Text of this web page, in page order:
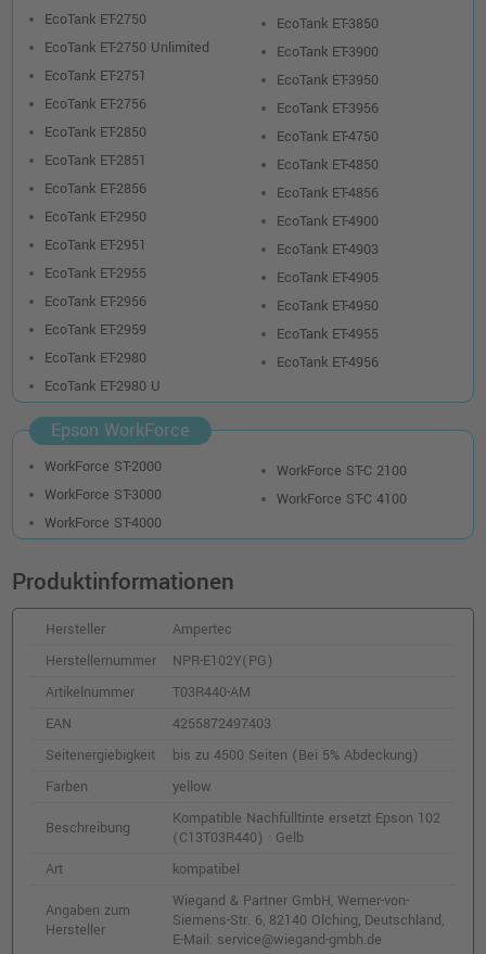
EcoTank ET-2750
EcoTank ET-2750 Unlimited
EcoTank ET-2751
EcoTank ET-2756
EcoTank ET-2850
EcoTank ET-2851
EcoTank ET-2856
EcoTank ET-2950
EcoTank ET-2951
EcoTank ET-2955
EcoTank ET-2956
EcoTank ET-2959
EcoTank ET-2980
EcoTank ET-2980 U
EcoTank ET-3850
EcoTank ET-3900
EcoTank ET-3950
EcoTank ET-3956
EcoTank ET-4750
EcoTank ET-4850
EcoTank ET-4856
EcoTank ET-4900
EcoTank ET-4903
EcoTank ET-4905
EcoTank ET-4950
EcoTank ET-4955
EcoTank ET-4956
Epson WorkForce
WorkForce ST-2000
WorkForce ST-3000
WorkForce ST-4000
WorkForce ST-C 2100
WorkForce ST-C 4100
Produktinformationen
Hersteller
Ampertec
Herstellernummer
NPR-E102Y(PG)
Artikelnummer
T03R440-AM
EAN
4255872497403
Seitenergiebigkeit
bis zu 4500 Seiten (Bei 5% Abdeckung)
Farben
yellow
Beschreibung
Kompatible Nachfülltinte ersetzt Epson 102
(C13T03R440) · Gelb
Art
kompatibel
Angaben zum
Hersteller
Wiegand & Partner GmbH, Werner-von-
Siemens-Str. 6, 82140 Olching, Deutschland,
E-Mail: service@wiegand-gmbh.de